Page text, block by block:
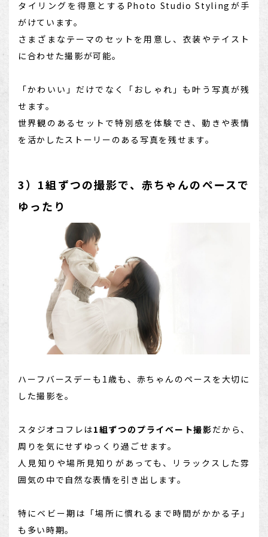
タイリングを得意とするPhoto Studio Stylingが手
がけています。
さまざまなテーマのセットを用意し、衣装やテイスト
に合わせた撮影が可能。
「かわいい」だけでなく「おしゃれ」も叶う写真が残
せます。
世界観のあるセットで特別感を体験でき、動きや表情
を活かしたストーリーのある写真を残せます。
3）1組ずつの撮影で、赤ちゃんのペースで
ゆったり
ハーフバースデーも1歳も、赤ちゃんのペースを大切に
した撮影を。
スタジオコフレは1組ずつのプライベート撮影だから、
周りを気にせずゆっくり過ごせます。
人見知りや場所見知りがあっても、リラックスした雰
囲気の中で自然な表情を引き出します。
特にベビー期は「場所に慣れるまで時間がかかる子」
も多い時期。